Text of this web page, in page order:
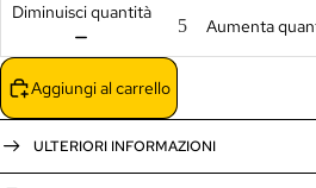
Diminuisci quantità
Aumenta
Aggiungi al carrello
ULTERIORI INFORMAZIONI